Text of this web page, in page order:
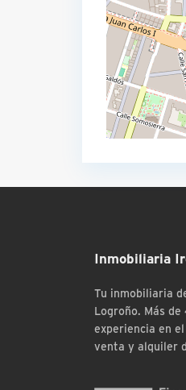
Inmobiliaria
Tu inmobiliaria
Logroño. Más de
experiencia en
venta y alquiler